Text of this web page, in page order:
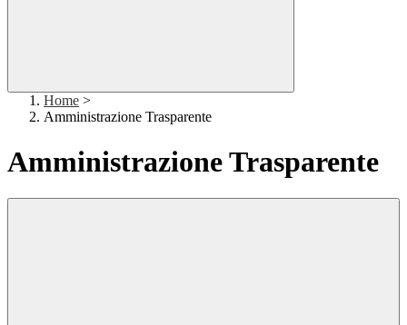
Home >
Amministrazione Trasparente
Amministrazione Trasparente